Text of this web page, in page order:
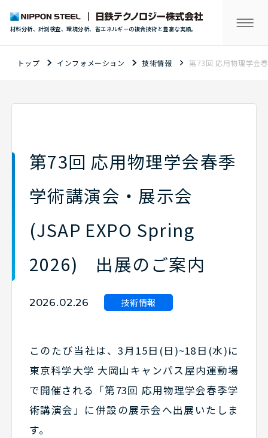
材料分析、計測検査、環境分析、省エネルギーの複合技術と豊富な実績。
トップ インフォメーション 技術情報 第73回 応用物理学会
第73回 応用物理学会春季
学術講演会・展示会
(JSAP EXPO Spring
2026) 出展のご案内
2026.02.26 技術情報
このたび当社は、3月15日 (日 )~18 日 (水)に
東京科学大学 大岡山キャンパス屋内運動場
で開催される「第73回 応用物理学会春季学
術講演会」に併設の展示会へ出展いたしま
す。